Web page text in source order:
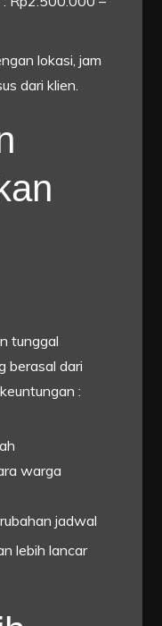
lokasi, jam
dari klien.
tunggal
berasal dari
:
warga
jadwal
lebih lancar